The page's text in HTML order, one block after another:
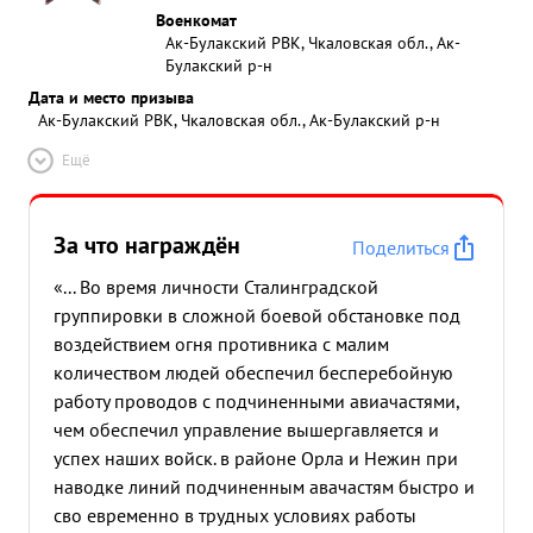
Военкомат
Ак-Булакский РВК, Чкаловская обл., Ак-
Булакский р-н
Дата и место призыва
Ак-Булакский РВК, Чкаловская обл., Ак-Булакский р-н
Ещё
За что награждён
Поделиться
«... Во время личности Сталинградской
группировки в сложной боевой обстановке под
воздействием огня противника с малим
количеством людей обеспечил бесперебойную
работу проводов с подчиненными авиачастями,
чем обеспечил управление вышергавляется и
успех наших войск. в районе Орла и Нежин при
наводке линий подчиненным авачастям быстро и
сво евременно в трудных условиях работы